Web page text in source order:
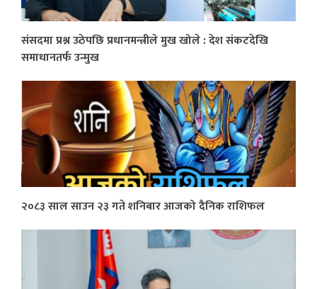
संसदमा प्रश्न उठेपछि प्रधानमन्त्रीले मुख खोले : देश संकटदेखि
समाधानतर्फ उन्मुख
२०८३ साल साउन २३ गते शनिबार आजको दैनिक राशिफल